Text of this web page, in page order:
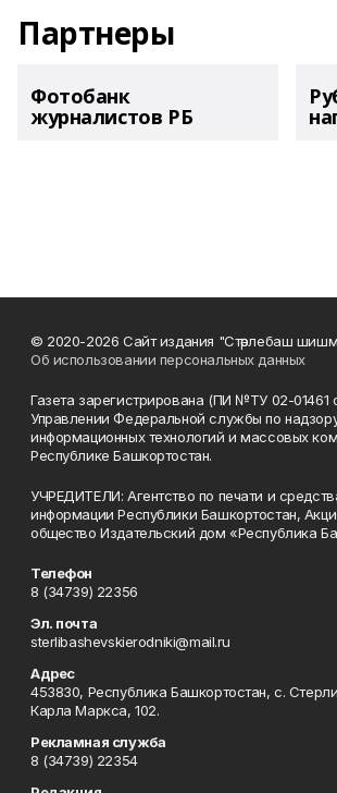
Партнеры
Фотобанк
журналистов РБ
© 2020-2026 Сайт издания "Стәрлебаш
Об использовании персональных данных
Газета зарегистрирована (ПИ №ТУ 02-01461
Управлении Федеральной службы по
информационных технологий и массовых
Республике Башкортостан.
УЧРЕДИТЕЛИ: Агентство по печати и
информации Республики Башкортостан,
общество Издательский дом «Республика
Телефон
8 (34739) 22356
Эл. почта
sterlibashevskierodniki@mail.ru
Адрес
453830, Республика Башкортостан, c.
Карла Маркса, 102.
Рекламная служба
8 (34739) 22354